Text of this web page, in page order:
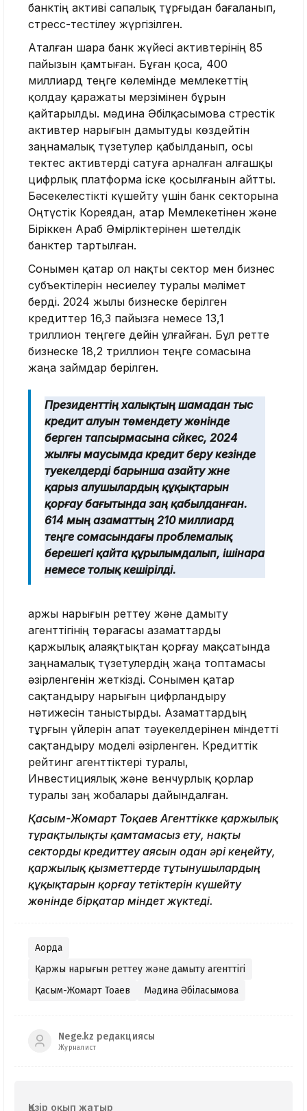
банктің активі сапалық тұрғыдан бағаланып,
стресс-тестілеу жүргізілген.
Аталған шара банк жүйесі активтерінің 85
пайызын қамтыған. Бұған қоса, 400
миллиард теңге көлемінде мемлекеттің
қолдау қаражаты мерзімінен бұрын
қайтарылды. мәдина Әбілқасымова стрестік
активтер нарығын дамытуды көздейтін
заңнамалық түзетулер қабылданып, осы
тектес активтерді сатуға арналған алғашқы
цифрлық платформа іске қосылғанын айтты.
Бәсекелестікті күшейту үшін банк секторына
Оңтүстік Кореядан, Қатар Мемлекетінен және
Біріккен Араб Әмірліктерінен шетелдік
банктер тартылған.
Сонымен қатар ол нақты сектор мен бизнес
субъектілерін несиелеу туралы мәлімет
берді. 2024 жылы бизнеске берілген
кредиттер 16,3 пайызға немесе 13,1
триллион теңгеге дейін ұлғайған. Бұл ретте
бизнеске 18,2 триллион теңге сомасына
жаңа займдар берілген.
Президенттің халықтың шамадан тыс
кредит алуын төмендету жөнінде
берген тапсырмасына сәйкес, 2024
жылғы маусымда кредит беру кезінде
тәуекелдерді барынша азайту және
қарыз алушылардың құқықтарын
қорғау бағытында заң қабылданған.
614 мың азаматтың 210 миллиард
теңге сомасындағы проблемалық
берешегі қайта құрылымдалып, ішінара
немесе толық кешірілді.
Қаржы нарығын реттеу және дамыту
агенттігінің төрағасы азаматтарды
қаржылық алаяқтықтан қорғау мақсатында
заңнамалық түзетулердің жаңа топтамасы
әзірленгенін жеткізді. Сонымен қатар
сақтандыру нарығын цифрландыру
нәтижесін таныстырды. Азаматтардың
тұрғын үйлерін апат тәуекелдерінен міндетті
сақтандыру моделі әзірленген. Кредиттік
рейтинг агенттіктері туралы,
Инвестициялық және венчурлық қорлар
туралы заң жобалары дайындалған.
Қасым-Жомарт Тоқаев Агенттікке қаржылық
тұрақтылықты қамтамасыз ету, нақты
секторды кредиттеу аясын одан әрі кеңейту,
қаржылық қызметтерде тұтынушылардың
құқықтарын қорғау тетіктерін күшейту
жөнінде бірқатар міндет жүктеді.
Ақорда
Қаржы нарығын реттеу және дамыту агенттігі
Қасым-Жомарт Тоқаев
Мәдина Әбілқасымова
Nege.kz редакциясы
Журналист
Қазір оқып жатыр